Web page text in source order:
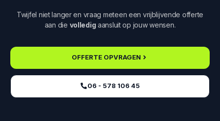
Twijfel niet langer en vraag meteen een vrijblijvende offerte
aan die volledig aansluit op jouw wensen.
OFFERTE OPVRAGEN
06 - 578 106 45‬